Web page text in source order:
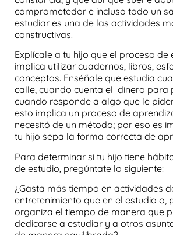
comprometedor e incluso todo un
estudiar es una de las actividades
constructivas.
Explícale a tu hijo que el proceso de
implica utilizar cuadernos, libros,
conceptos. Enséñale que estudia
calle, cuando cuenta el dinero para
cuando responde a algo que le
esto implica un proceso de
necesitó de un método; por eso es
tu hijo sepa la forma correcta de
Para determinar si tu hijo tiene
de estudio, pregúntate lo siguiente:
¿Gasta más tiempo en actividades
entretenimiento que en el estudio o,
organiza el tiempo de manera que
dedicarse a estudiar y a otros